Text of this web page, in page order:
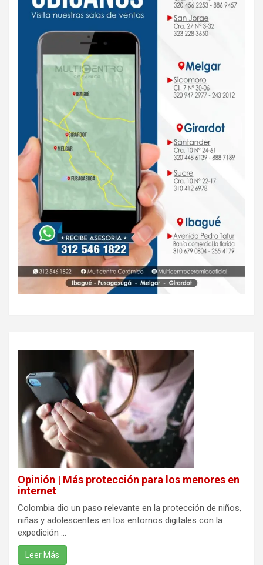
Opinión | Más protección para los menores en
internet
Colombia dio un paso relevante en la protección de niños,
niñas y adolescentes en los entornos digitales con la
expedición ...
Leer Más